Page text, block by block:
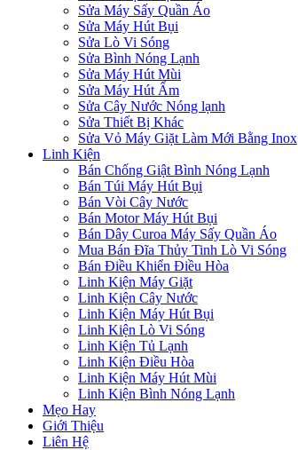
Sửa Máy Sấy Quần Áo
Sửa Máy Hút Bụi
Sửa Lò Vi Sóng
Sửa Bình Nóng Lạnh
Sửa Máy Hút Mùi
Sửa Máy Hút Ẩm
Sửa Cây Nước Nóng lạnh
Sửa Thiết Bị Khác
Sửa Vỏ Máy Giặt Làm Mới Bằng Inox
Linh Kiện
Bán Chống Giật Bình Nóng Lạnh
Bán Túi Máy Hút Bụi
Bán Vòi Cây Nước
Bán Motor Máy Hút Bụi
Bán Dây Curoa Máy Sấy Quần Áo
Mua Bán Đĩa Thủy Tinh Lò Vi Sóng
Bán Điều Khiển Điều Hòa
Linh Kiện Máy Giặt
Linh Kiện Cây Nước
Linh Kiện Máy Hút Bụi
Linh Kiện Lò Vi Sóng
Linh Kiện Tủ Lạnh
Linh Kiện Điều Hòa
Linh Kiện Máy Hút Mùi
Linh Kiện Bình Nóng Lạnh
Mẹo Hay
Giới Thiệu
Liên Hệ